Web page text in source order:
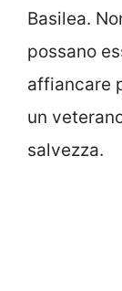
Basilea.
possano
affiancare
un
salvezza.